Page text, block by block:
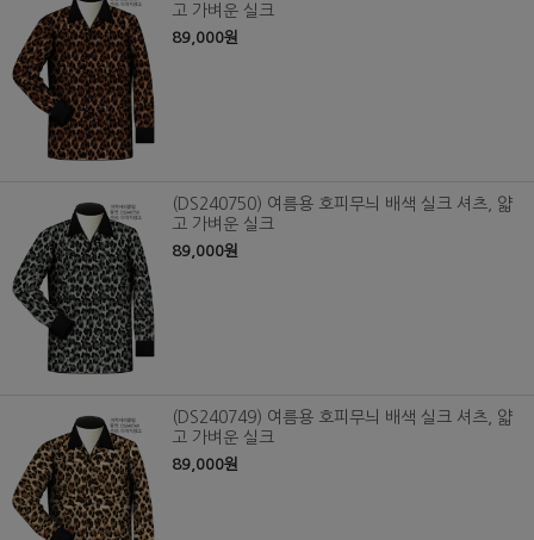
고 가벼운 실크
89,000원
(DS240750) 여름용 호피무늬 배색 실크 셔츠, 얇
고 가벼운 실크
89,000원
(DS240749) 여름용 호피무늬 배색 실크 셔츠, 얇
고 가벼운 실크
89,000원